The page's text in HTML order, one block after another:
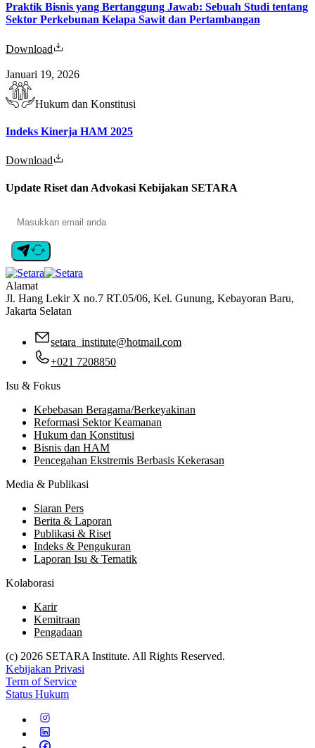
Praktik Bisnis yang Bertanggung Jawab: Sebuah Studi tentang
Sektor Perkebunan Kelapa Sawit dan Pertambangan
Download
Januari 19, 2026
Hukum dan Konstitusi
Indeks Kinerja HAM 2025
Download
Update Riset dan Advokasi Kebijakan SETARA
Alamat
Jl. Hang Lekir X no.7 RT.05/06, Kel. Gunung, Kebayoran Baru,
Jakarta Selatan
setara_institute@hotmail.com
+021 7208850
Isu & Fokus
Kebebasan Beragama/Berkeyakinan
Reformasi Sektor Keamanan
Hukum dan Konstitusi
Bisnis dan HAM
Pencegahan Ekstremis Berbasis Kekerasan
Media & Publikasi
Siaran Pers
Berita & Laporan
Publikasi & Riset
Indeks & Pengukuran
Laporan Isu & Tematik
Kolaborasi
Karir
Kemitraan
Pengadaan
(c) 2026 SETARA Institute. All Rights Reserved.
Kebijakan Privasi
Term of Service
Status Hukum